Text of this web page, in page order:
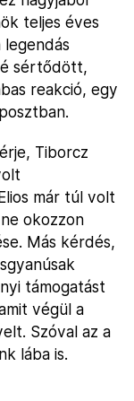
teljes éves
sértődött,
reakció, egy
Tiborcz
már túl volt
okozzon
Más kérdés,
támogatást
végül a
Szóval az a
lába is.